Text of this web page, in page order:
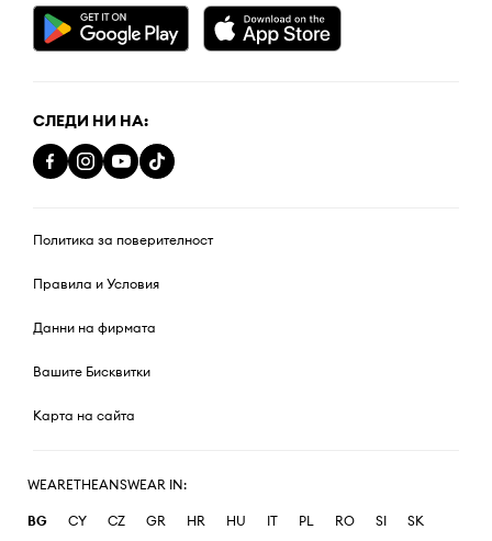
СЛЕДИ НИ НА:
Политика за поверителност
Правила и Условия
Данни на фирмата
Вашите Бисквитки
Карта на сайта
WEARETHEANSWEAR IN:
BG CY CZ GR HR HU IT PL RO SI SK